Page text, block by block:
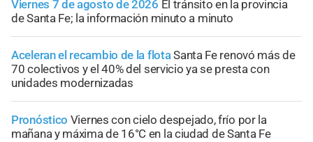
Viernes 7 de agosto de 2026 El tránsito en la provincia
de Santa Fe; la información minuto a minuto
Aceleran el recambio de la flotaSanta Fe renovó más de
70 colectivos y el 40% del servicio ya se presta con
unidades modernizadas
Pronóstico Viernes con cielo despejado, frío por la
mañana y máxima de 16°C en la ciudad de Santa Fe